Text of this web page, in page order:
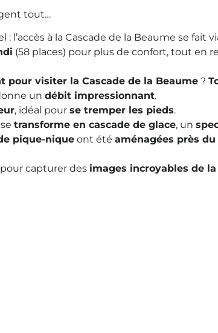
tout…
: l’accès à la Cascade de la Beaume se fait
(58 places) pour plus de confort, tout en
pour visiter la Cascade de la Beaume ?
un débit impressionnant.
, idéal pour se tremper les pieds.
transforme en cascade de glace, un
pique-nique ont été aménagées près
pour capturer des images incroyables de